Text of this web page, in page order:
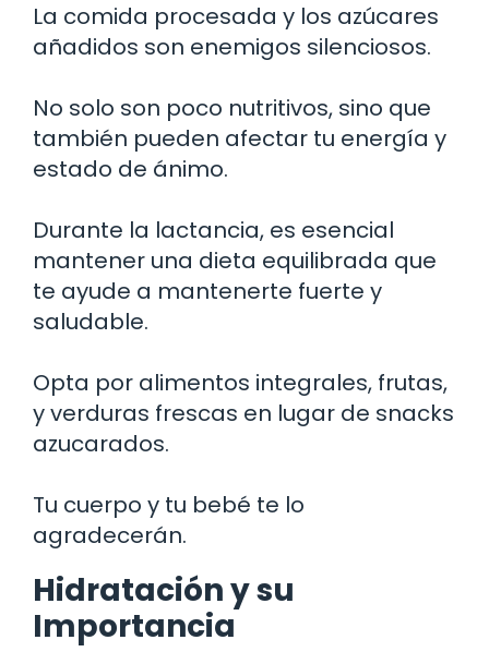
La comida procesada y los azúcares
añadidos son enemigos silenciosos.
No solo son poco nutritivos, sino que
también pueden afectar tu energía y
estado de ánimo.
Durante la lactancia, es esencial
mantener una dieta equilibrada que
te ayude a mantenerte fuerte y
saludable.
Opta por alimentos integrales, frutas,
y verduras frescas en lugar de snacks
azucarados.
Tu cuerpo y tu bebé te lo
agradecerán.
Hidratación y su
Importancia